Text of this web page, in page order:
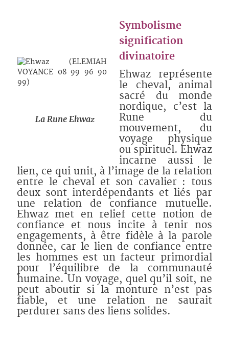
La Rune Ehwaz
Symbolisme
signification
divinatoire
Ehwaz représente
le cheval, animal
sacré du monde
nordique, c’est la
Rune du
mouvement, du
voyage physique
ou spirituel. Ehwaz
incarne aussi le
lien, ce qui unit, à l’image de la relation
entre le cheval et son cavalier : tous
deux sont interdépendants et liés par
une relation de confiance mutuelle.
Ehwaz met en relief cette notion de
confiance et nous incite à tenir nos
engagements, à être fidèle à la parole
donnée, car le lien de confiance entre
les hommes est un facteur primordial
pour l’équilibre de la communauté
humaine. Un voyage, quel qu’il soit, ne
peut aboutir si la monture n’est pas
fiable, et une relation ne saurait
perdurer sans des liens solides.